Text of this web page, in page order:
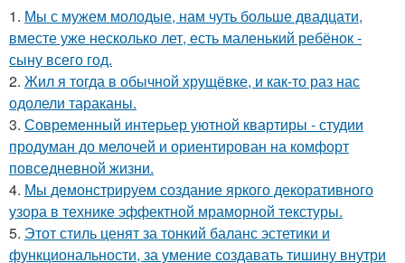
1. Мы с мужем молодые, нам чуть больше двадцати,
вместе уже несколько лет, есть маленький ребёнок -
сыну всего год.
2. Жил я тогда в обычной хрущёвке, и как-то раз нас
одолели тараканы.
3. Современный интерьер уютной квартиры - студии
продуман до мелочей и ориентирован на комфорт
повседневной жизни.
4. Мы демонстрируем создание яркого декоративного
узора в технике эффектной мраморной текстуры.
5. Этот стиль ценят за тонкий баланс эстетики и
функциональности, за умение создавать тишину внутри